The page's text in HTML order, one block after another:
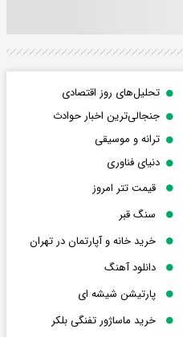
تحلیل‌های روز اقتصادی
جنجالی‌ترین اخبار حوادث
ترانه و موسیقی
دنیای فناوری
قیمت تتر امروز
سنگ قبر
خرید خانه و آپارتمان در تهران
دانلود آهنگ
پارتیشن شیشه ای
خرید ماساژور تفنگی بلکر